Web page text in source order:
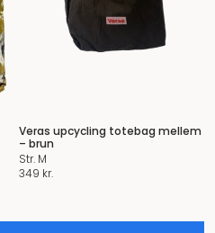
Veras upcycling totebag mellem
– brun
Str. M
349 kr.